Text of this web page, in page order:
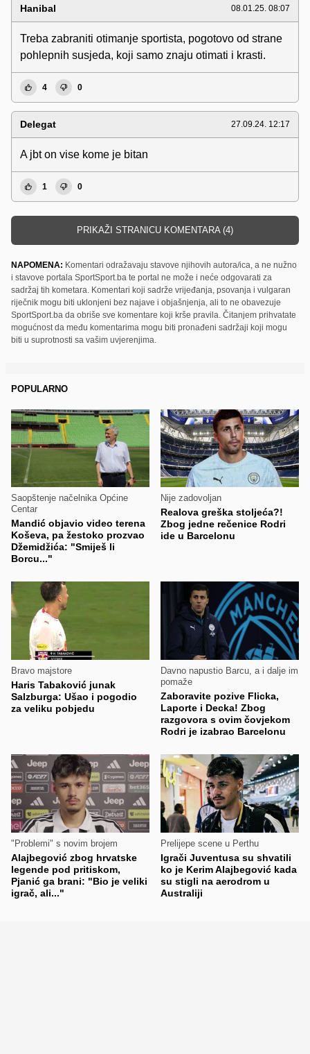
Hanibal 08.01.25. 08:07
Treba zabraniti otimanje sportista, pogotovo od strane
pohlepnih susjeda, koji samo znaju otimati i krasti.
4 0
Delegat 27.09.24. 12:17
A jbt on vise kome je bitan
1 0
PRIKAŽI STRANICU KOMENTARA (4)
NAPOMENA: Komentari odražavaju stavove njihovih autora/ica, a ne nužno
i stavove portala SportSport.ba te portal ne može i neće odgovarati za
sadržaj tih kometara. Komentari koji sadrže vrijeđanja, psovanja i vulgaran
riječnik mogu biti uklonjeni bez najave i objašnjenja, ali to ne obavezuje
SportSport.ba da obriše sve komentare koji krše pravila. Čitanjem prihvatate
mogućnost da među komentarima mogu biti pronađeni sadržaji koji mogu
biti u suprotnosti sa vašim uvjerenjima.
POPULARNO
Saopštenje načelnika Općine
Centar
Mandić objavio video terena
Koševa, pa žestoko prozvao
Džemidžića: "Smiješ li
Borcu..."
Nije zadovoljan
Realova greška stoljeća?!
Zbog jedne rečenice Rodri
ide u Barcelonu
Bravo majstore
Haris Tabaković junak
Salzburga: Ušao i pogodio
za veliku pobjedu
Davno napustio Barcu, a i dalje im
pomaže
Zaboravite pozive Flicka,
Laporte i Decka! Zbog
razgovora s ovim čovjekom
Rodri je izabrao Barcelonu
"Problemi" s novim brojem
Alajbegović zbog hrvatske
legende pod pritiskom,
Pjanić ga brani: "Bio je veliki
igrač, ali..."
Prelijepe scene u Perthu
Igrači Juventusa su shvatili
ko je Kerim Alajbegović kada
su stigli na aerodrom u
Australiji